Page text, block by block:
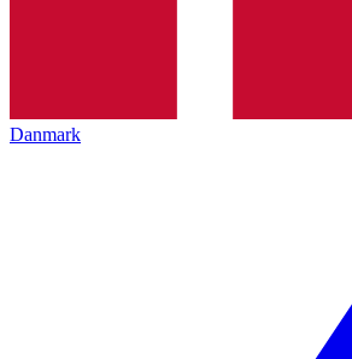
Danmark